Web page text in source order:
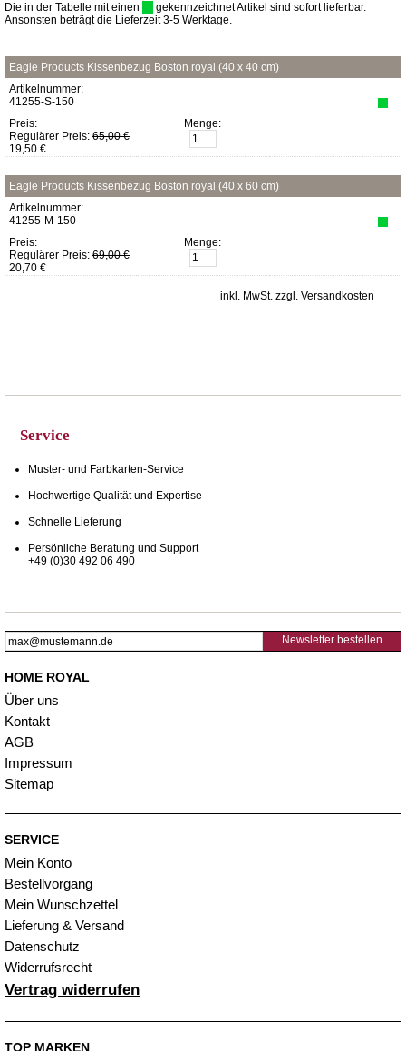
Die in der Tabelle mit einen
gekennzeichnet Artikel sind sofort lieferbar.
Ansonsten beträgt die Lieferzeit 3-5 Werktage.
Eagle Products Kissenbezug Boston royal (40 x 40 cm)
Artikelnummer:
41255-S-150
Preis:
Regulärer Preis: 65,00 €
19,50 €
Menge:
Eagle Products Kissenbezug Boston royal (40 x 60 cm)
Artikelnummer:
41255-M-150
Preis:
Regulärer Preis: 69,00 €
20,70 €
Menge:
inkl. MwSt. zzgl. Versandkosten
Service
Muster- und Farbkarten-Service
Hochwertige Qualität und Expertise
Schnelle Lieferung
Persönliche Beratung und Support
+49 (0)30 492 06 490
Newsletter bestellen
HOME ROYAL
Über uns
Kontakt
AGB
Impressum
Sitemap
SERVICE
Mein Konto
Bestellvorgang
Mein Wunschzettel
Lieferung & Versand
Datenschutz
Widerrufsrecht
Vertrag widerrufen
TOP MARKEN